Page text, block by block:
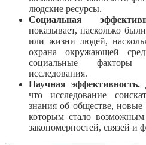
людские ресурсы.
Социальная
показывает, насколько
или жизни людей,
охрана окружающей
социальные факторы
исследования.
Научная эффективность.
что исследование
знания об обществе,
которым стало
закономерностей, связей и